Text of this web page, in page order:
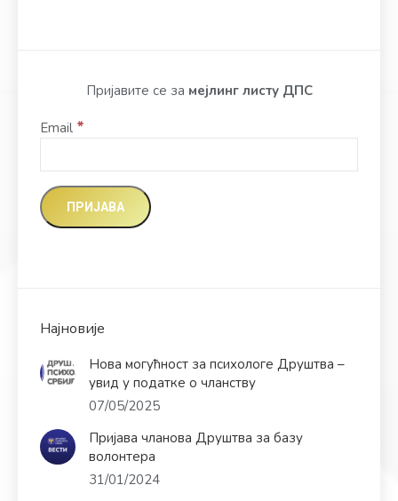
Пријавите се за мејлинг листу ДПС
Email *
Најновије
Нова могућност за психологе Друштва –
увид у податке о чланству
07/05/2025
Пријава чланова Друштва за базу
волонтера
31/01/2024